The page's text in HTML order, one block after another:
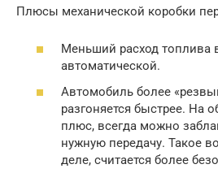
Плюсы механической коробки
Меньший расход топлива
автоматической.
Автомобиль более
разгоняется быстрее. На
плюс, всегда можно
нужную передачу. Такое
деле, считается более